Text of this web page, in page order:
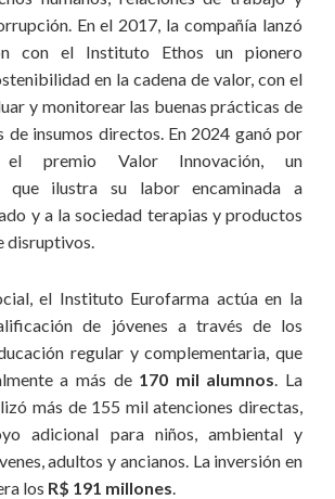
En el 2017, la compañía lanzó
con el Instituto Ethos un pionero
en la cadena de valor, con el
y monitorear las buenas prácticas de
de insumos directos. En 2024 ganó por
premio Valor Innovación, un
que ilustra su labor encaminada a
y a la sociedad terapias y productos
disruptivos.
el Instituto Eurofarma actúa en la
de jóvenes a través de los
regular y complementaria, que
a más de 170 mil alumnos. La
más de 155 mil atenciones directas,
adicional para niños, ambiental y
adultos y ancianos. La inversión en
los R$ 191 millones.